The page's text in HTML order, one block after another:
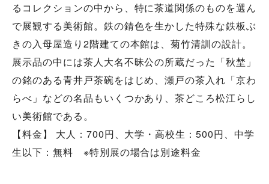
るコレクションの中から、特に茶道関係のものを選ん
で展観する美術館。鉄の錆色を生かした特殊な鉄板ぶ
きの入母屋造り2階建ての本館は、菊竹清訓の設計。
展示品の中には茶人大名不昧公の所蔵だった「秋埜」
の銘のある青井戸茶碗をはじめ、瀬戸の茶入れ「京わ
らべ」などの名品もいくつかあり、茶どころ松江らし
い美術館である。
【料金】 大人：700円、大学・高校生：500円、中学
生以下：無料 ※特別展の場合は別途料金